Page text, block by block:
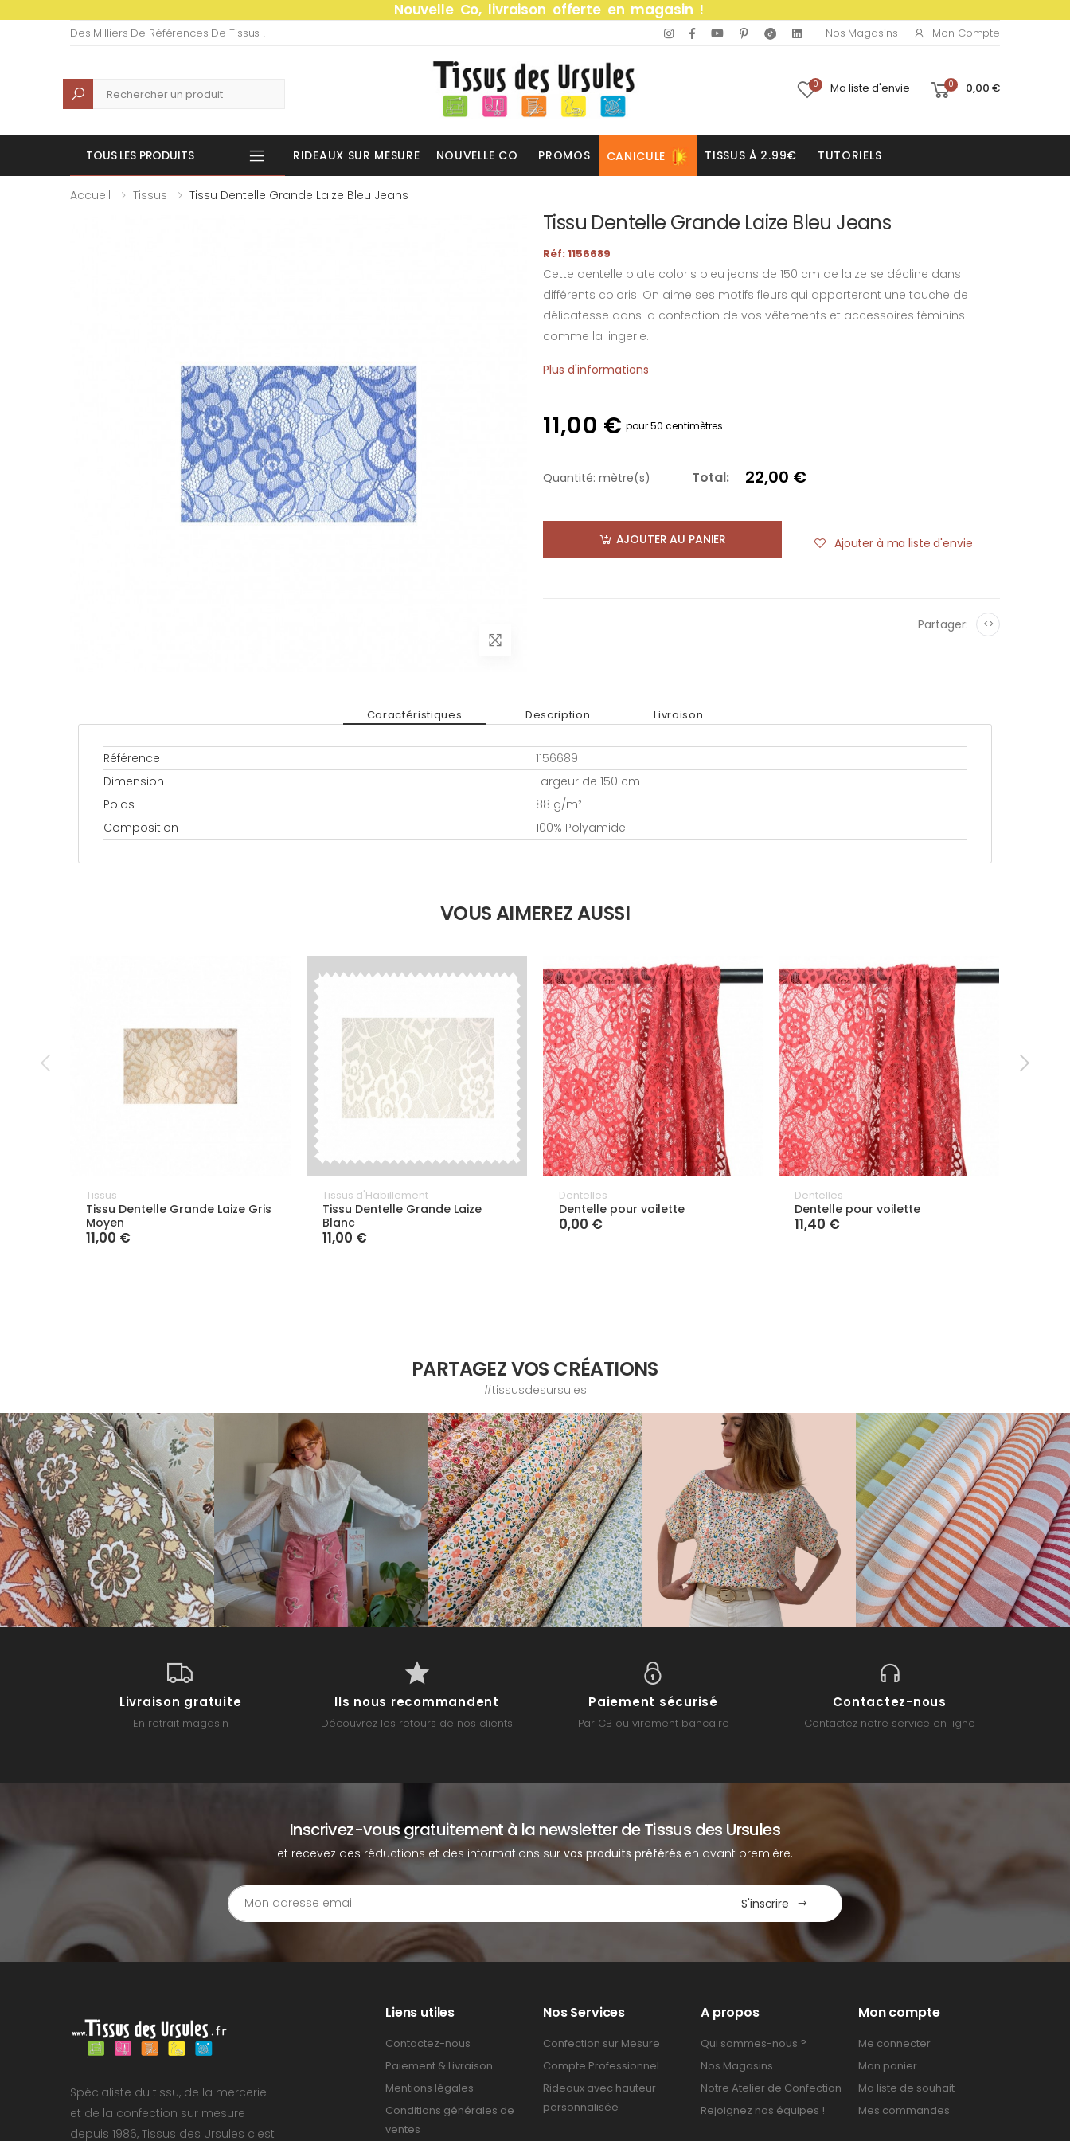
Nouvelle Co, livraison offerte en magasin !
Des Milliers De Références De Tissus ! Nos Magasins Mon Compte
Recherche 0 Ma liste d'envie 0 0,00 €
TOUS LES PRODUITS RIDEAUX SUR MESURE NOUVELLE CO PROMOS CANICULE TISSUS À 2.99€ TUTORIELS
Accueil Tissus Tissu Dentelle Grande Laize Bleu Jeans
Tissu Dentelle Grande Laize Bleu Jeans
Réf: 1156689
Cette dentelle plate coloris bleu jeans de 150 cm de laize se décline dans
différents coloris. On aime ses motifs fleurs qui apporteront une touche de
délicatesse dans la confection de vos vêtements et accessoires féminins
comme la lingerie.
Plus d'informations
11,00 € pour 50 centimètres
Quantité: mètre(s) Total: 22,00 €
AJOUTER AU PANIER Ajouter à ma liste d'envie
Partager: <>
Caractéristiques Description Livraison
Référence
1156689
Dimension
Largeur de 150 cm
Poids
88 g/m²
Composition
100% Polyamide
VOUS AIMEREZ AUSSI
Tissus
Tissu Dentelle Grande Laize Gris
Moyen
11,00 €
Tissus d'Habillement
Tissu Dentelle Grande Laize
Blanc
11,00 €
Dentelles
Dentelle pour voilette
0,00 €
Dentelles
Dentelle pour voilette
11,40 €
PARTAGEZ VOS CRÉATIONS
#tissusdesursules
Livraison gratuite
En retrait magasin
Ils nous recommandent
Découvrez les retours de nos clients
Paiement sécurisé
Par CB ou virement bancaire
Contactez-nous
Contactez notre service en ligne
Inscrivez-vous gratuitement à la newsletter de Tissus des Ursules
et recevez des réductions et des informations survos produits préférés en avant première.
S'inscrire
Spécialiste du tissu, de la mercerie
et de la confection sur mesure
depuis 1986, Tissus des Ursules c'est
Liens utiles
Contactez-nous
Paiement & Livraison
Mentions légales
Conditions générales de
ventes
Nos Services
Confection sur Mesure
Compte Professionnel
Rideaux avec hauteur
personnalisée
A propos
Qui sommes-nous ?
Nos Magasins
Notre Atelier de Confection
Rejoignez nos équipes !
Mon compte
Me connecter
Mon panier
Ma liste de souhait
Mes commandes